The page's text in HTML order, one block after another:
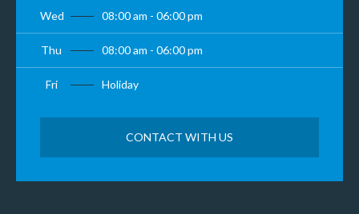
Wed 08:00 am - 06:00 pm
Thu 08:00 am - 06:00 pm
Fri Holiday
CONTACT WITH US